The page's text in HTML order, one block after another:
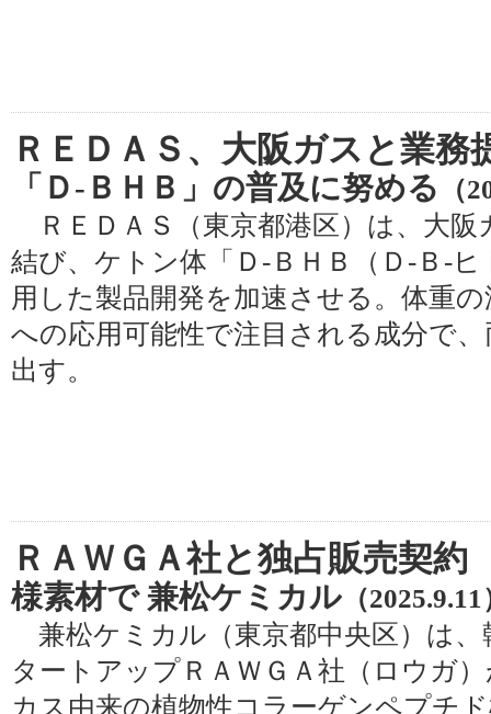
ＲＥＤＡＳ、大阪ガスと業務
「Ｄ‐ＢＨＢ」の普及に努める
（
ＲＥＤＡＳ（東京都港区）は、大阪
結び、ケトン体「Ｄ‐ＢＨＢ（Ｄ‐Ｂ‐
用した製品開発を加速させる。体重
への応用可能性で注目される成分で
出す。
ＲＡＷＧＡ社と独占販売契約
様素材で 兼松ケミカル （
兼松ケミカル（東京都中央区）は
タートアップＲＡＷＧＡ社（ロウガ
カス由来の植物性コラーゲンペプチ